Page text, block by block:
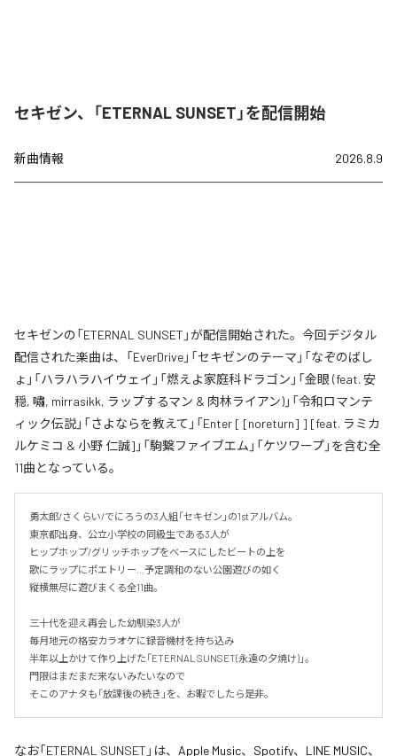
セキゼン、「ETERNAL SUNSET」を配信開始
新曲情報 2026.8.9
セキゼンの「ETERNAL SUNSET」が配信開始された。今回デジタル
配信された楽曲は、「EverDrive」「セキゼンのテーマ」「なぞのばし
ょ」「ハラハラハイウェイ」「燃えよ家庭科ドラゴン」「金眼 (feat. 安
穏, 嘯, mirrasikk, ラップするマン & 肉林ライアン)」「令和ロマンテ
ィック伝説」「さよならを教えて」「Enter [ [noreturn] ] [feat. ラミカ
ルケミコ & 小野 仁誠]」「駒繋ファイブエム」「ケツワープ」を含む全
11曲となっている。
勇太郎/さくらい/でにろうの3人組「セキゼン」の1stアルバム。
東京都出身、公立小学校の同級生である3人が
ヒップホップ/グリッチホップをベースにしたビートの上を
歌にラップにポエトリー…予定調和のない公園遊びの如く
縦横無尽に遊びまくる全11曲。
三十代を迎え再会した幼馴染3人が
毎月地元の格安カラオケに録音機材を持ち込み
半年以上かけて作り上げた「ETERNAL SUNSET(永遠の夕焼け)」。
門限はまだまだ来ないみたいなので
そこのアナタも「放課後の続き」を、お暇でしたら是非。
なお「ETERNAL SUNSET 」は、 Apple Music、 Spotify、 LINE MUSIC、